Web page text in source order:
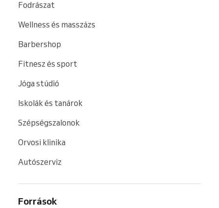
Fodrászat
Wellness és masszázs
Barbershop
Fitnesz és sport
Jóga stúdió
Iskolák és tanárok
Szépségszalonok
Orvosi klinika
Autószerviz
Források